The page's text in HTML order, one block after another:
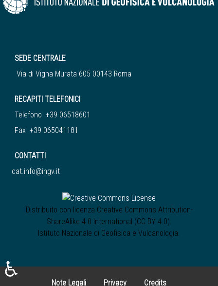
SEDE CENTRALE
Via di Vigna Murata 605 00143 Roma
RECAPITI TELEFONICI
Telefono +39 06518601
Fax +39 065041181
CONTATTI
cat.info@ingv.it
Distribuito con licenza Creative Commons Attribution-
ShareAlike 4.0 International (CC BY 4.0)
Istituto Nazionale di Geofisica e Vulcanologia
Note Legali Privacy Credits